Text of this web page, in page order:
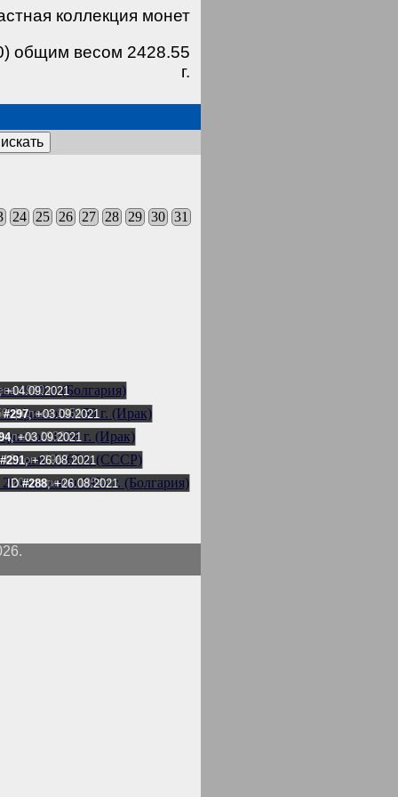
коллекция монет
общим весом 2428.55
г.
искать
24 25 26 27 28 29 30
31
1930 г.
+04.09.2021
филсов 1959 г.
#297, +03.09.2021
1938 г.
, +03.09.2021
10 коп. 1967 г.
#291, +26.08.2021
20 стотинки 1954 г.
ID#288, +26.08.2021